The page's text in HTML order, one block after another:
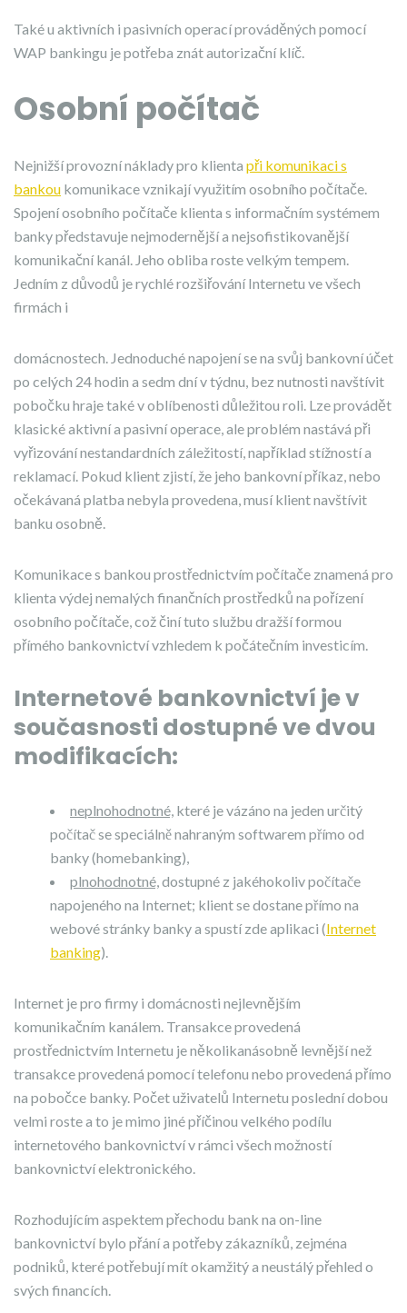
Také u aktivních i pasivních operací prováděných pomocí
WAP bankingu je potřeba znát autorizační klíč.
Osobní počítač
Nejnižší provozní náklady pro klienta při komunikaci s
bankou komunikace vznikají využitím osobního počítače.
Spojení osobního počítače klienta s informačním systémem
banky představuje nejmodernější a nejsofistikovanější
komunikační kanál. Jeho obliba roste velkým tempem.
Jedním z důvodů je rychlé rozšiřování Internetu ve všech
firmách i
domácnostech. Jednoduché napojení se na svůj bankovní účet
po celých 24 hodin a sedm dní v týdnu, bez nutnosti navštívit
pobočku hraje také v oblíbenosti důležitou roli. Lze provádět
klasické aktivní a pasivní operace, ale problém nastává při
vyřizování nestandardních záležitostí, například stížností a
reklamací. Pokud klient zjistí, že jeho bankovní příkaz, nebo
očekávaná platba nebyla provedena, musí klient navštívit
banku osobně.
Komunikace s bankou prostřednictvím počítače znamená pro
klienta výdej nemalých finančních prostředků na pořízení
osobního počítače, což činí tuto službu dražší formou
přímého bankovnictví vzhledem k počátečním investicím.
Internetové bankovnictví je v
současnosti dostupné ve dvou
modifikacích:
neplnohodnotné, které je vázáno na jeden určitý
počítač se speciálně nahraným softwarem přímo od
banky (homebanking),
plnohodnotné,dostupné z jakéhokoliv počítače
napojeného na Internet; klient se dostane přímo na
webové stránky banky a spustí zde aplikaci (Internet
banking).
Internet je pro firmy i domácnosti nejlevnějším
komunikačním kanálem. Transakce provedená
prostřednictvím Internetu je několikanásobně levnější než
transakce provedená pomocí telefonu nebo provedená přímo
na pobočce banky. Počet uživatelů Internetu poslední dobou
velmi roste a to je mimo jiné příčinou velkého podílu
internetového bankovnictví v rámci všech možností
bankovnictví elektronického.
Rozhodujícím aspektem přechodu bank na on-line
bankovnictví bylo přání a potřeby zákazníků, zejména
podniků, které potřebují mít okamžitý a neustálý přehled o
svých financích.